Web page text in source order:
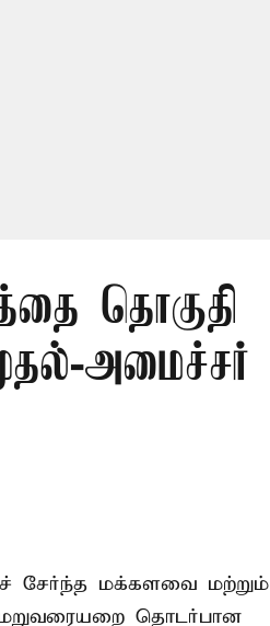
தொகுதி
அமைச்சர்
சேர்ந்த மக்களவை மற்றும்
தொடர்பான